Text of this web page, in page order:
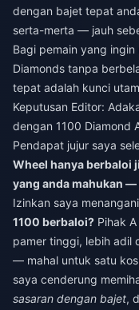
dengan bajet tepat
serta-merta — jauh
Bagi pemain yang ingin
Diamonds tanpa
tepat adalah kunci
Keputusan Editor:
dengan 1100 Diamond
Pendapat jujur saya
Wheel hanya berbaloi
yang anda mahukan
Izinkan saya
1100 berbaloi? Pihak
pamer tinggi, lebih adil
— mahal untuk satu
saya cenderung
sasaran dengan bajet,